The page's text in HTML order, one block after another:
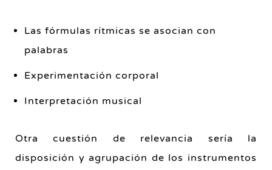
Las fórmulas rítmicas se asocian con
palabras
Experimentación corporal
Interpretación musical
Otra cuestión de relevancia sería la
disposición y agrupación de los instrumentos